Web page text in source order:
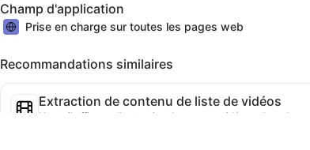
Champ d'application
Prise en charge sur toutes les pages web
Recommandations similaires
Extraction de contenu de liste de vidéos